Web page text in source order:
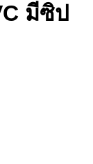
มีซิป